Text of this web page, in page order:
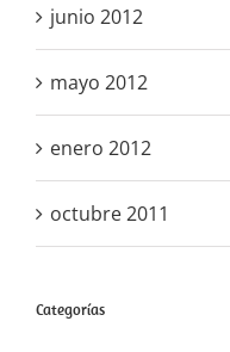
junio 2012
mayo 2012
enero 2012
octubre 2011
Categorías